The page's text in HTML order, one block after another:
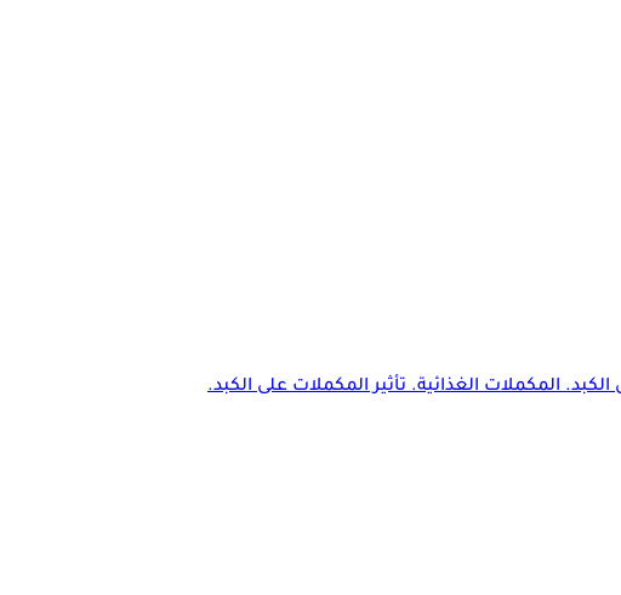
المكملات الغذائية. تأثير المكملات على الكبد.